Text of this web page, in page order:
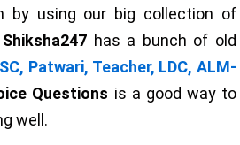
by using our big collection of
Shiksha247has a bunch of old
Patwari, Teacher, LDC, ALM-
Questions is a good way to
well.